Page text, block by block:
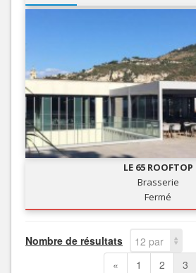
LE 65 ROOFTOP
Brasserie
Fermé
Nombre de résultats
12 par
page
« 1 2 3